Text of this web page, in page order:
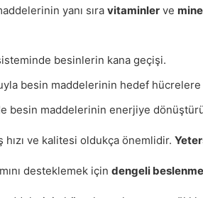
yanı sıra vitaminler ve
besinlerin kana geçişi.
besin maddelerinin hedef hücrelere
besin maddelerinin enerjiye
hızı ve kalitesi oldukça önemlidir.
desteklemek için dengeli beslenme